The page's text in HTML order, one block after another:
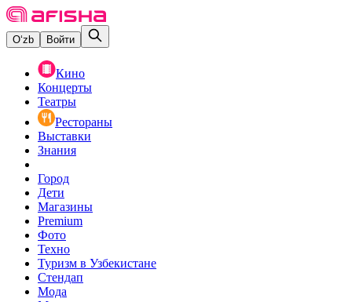
O‘zb Войти
Кино
Концерты
Театры
Рестораны
Выставки
Знания
Город
Дети
Магазины
Premium
Фото
Техно
Туризм в Узбекистане
Стендап
Мода